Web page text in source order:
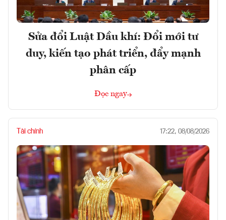
Sửa đổi Luật Dầu khí: Đổi mới tư
duy, kiến tạo phát triển, đẩy mạnh
phân cấp
Đọc ngay
Tài chính 17:22, 08/08/2026